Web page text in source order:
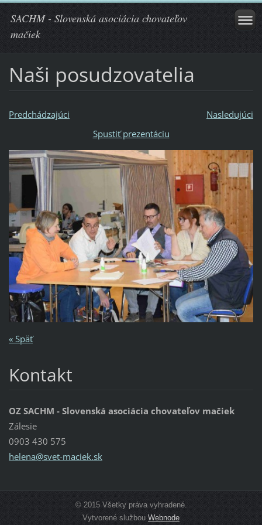
SACHM - Slovenská asociácia chovateľov
mačiek
Naši posudzovatelia
Predchádzajúci
Nasledujúci
Spustiť prezentáciu
« Späť
Kontakt
OZ SACHM - Slovenská asociácia chovateľov mačiek
Zálesie
0903 430 575
helena@svet-maciek.sk
© 2015 Všetky práva vyhradené.
Vytvorené službouWebnode